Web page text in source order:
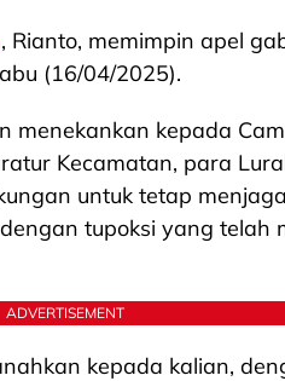
, Rianto, memimpin apel
(16/04/2025).
menekankan kepada
Kecamatan, para
untuk tetap
tupoksi yang telah
ADVERTISEMENT
kepada kalian,